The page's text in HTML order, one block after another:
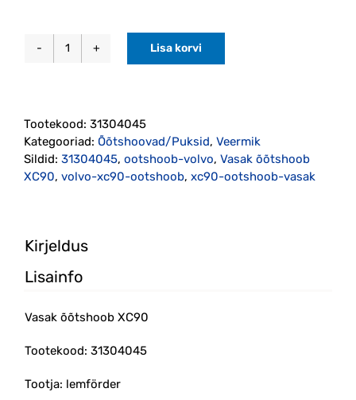
Vasak
kogus
Lisa korvi
Tootekood: 31304045
Kategooriad: Õõtshoovad/Puksid, Veermik
Sildid: 31304045, ootshoob-volvo, Vasak õõtshoob
XC90, volvo-xc90-ootshoob, xc90-ootshoob-vasak
Kirjeldus
Lisainfo
Vasak õõtshoob XC90
Tootekood: 31304045
Tootja: lemförder